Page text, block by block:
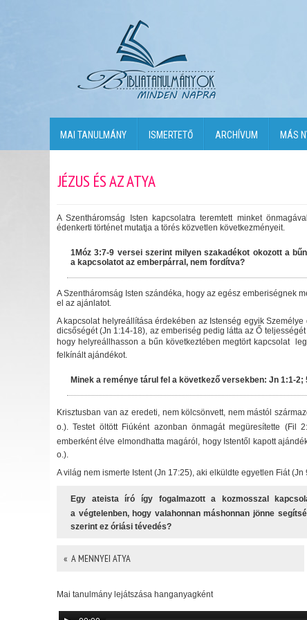
MAI TANULMÁNY ISMERTETŐ ARCHÍVUM MÁS
JÉZUS ÉS AZ ATYA
A Szentháromság Isten kapcsolatra teremtett minket
édenkerti történet mutatja a törés közvetlen következményeit.
1Móz 3:7-9 versei szerint milyen szakadékot okozott a
a kapcsolatot az emberpárral, nem fordítva?
A Szentháromság Isten szándéka, hogy az egész emberiségnek
el az ajánlatot.
A kapcsolat helyreállítása érdekében az Istenség egyik
dicsőségét (Jn 1:14-18), az emberiség pedig látta az Ő
hogy helyreállhasson a bűn következtében megtört kapcsolat 
felkínált ajándékot.
Minek a reménye tárul fel a következő versekben: Jn 1:1-2;
Krisztusban van az eredeti, nem kölcsönvett, nem mástól
o.). Testet öltött Fiúként azonban önmagát megüresítette
emberként élve elmondhatta magáról, hogy Istentől kapott
o.).
A világ nem ismerte Istent (Jn 17:25), aki elküldte egyetlen Fiát
Egy ateista író így fogalmazott a kozmosszal
a végtelenben, hogy valahonnan máshonnan jönne
szerint ez óriási tévedés?
« A MENNYEI ATYA
Mai tanulmány lejátszása hanganyagként